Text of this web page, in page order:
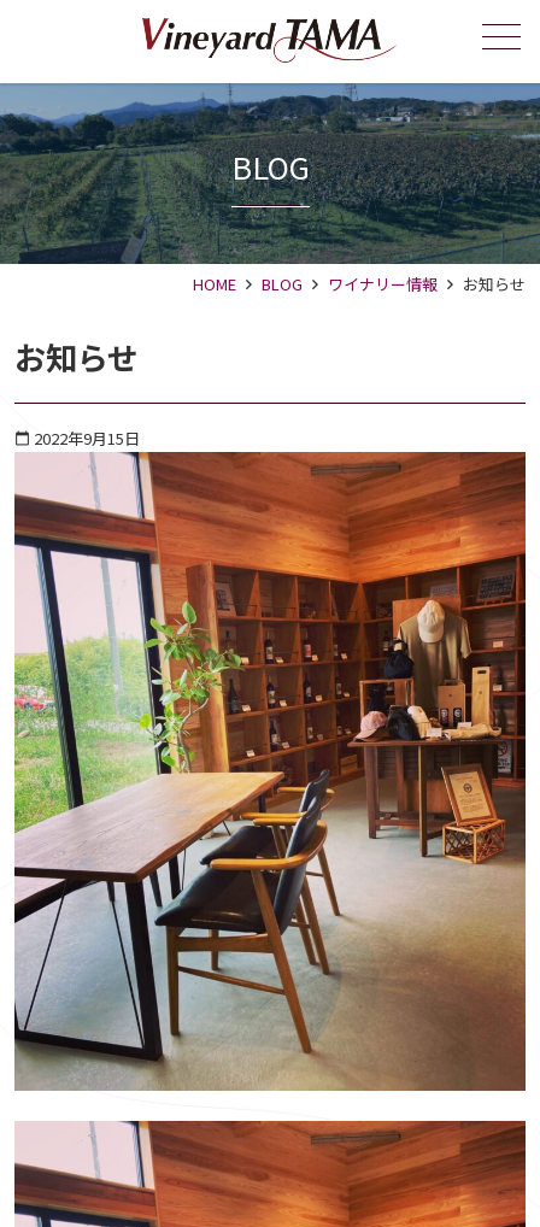
メニュー
BLOG
HOME BLOG ワイナリー情報 お知らせ
お知らせ
calendar_today 2022年9月15日